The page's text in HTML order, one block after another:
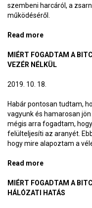
szembeni harcáról, a
működéséről.
Read more
MIÉRT FOGADTAM A
VEZÉR NÉLKÜL
2019. 10. 18.
Habár pontosan tudtam,
vagyunk és hamarosan
mégis arra fogadtam,
felülteljesíti az aranyét.
hogy mire alapoztam a
Read more
MIÉRT FOGADTAM A
HÁLÓZATI HATÁS